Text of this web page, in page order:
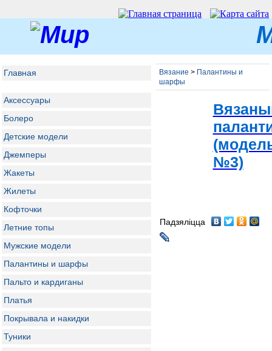
Главная
Аксессуары
Болеро
Детские модели
Джемперы
Жакеты
Жилеты
Кофточки
Летние топы
Мужские модели
Палантины и шарфы
Пальто и кардиганы
Платья
Покрывала и накидки
Туники
Вязание > Палантины и
шарфы
№3)
Падзяліцца